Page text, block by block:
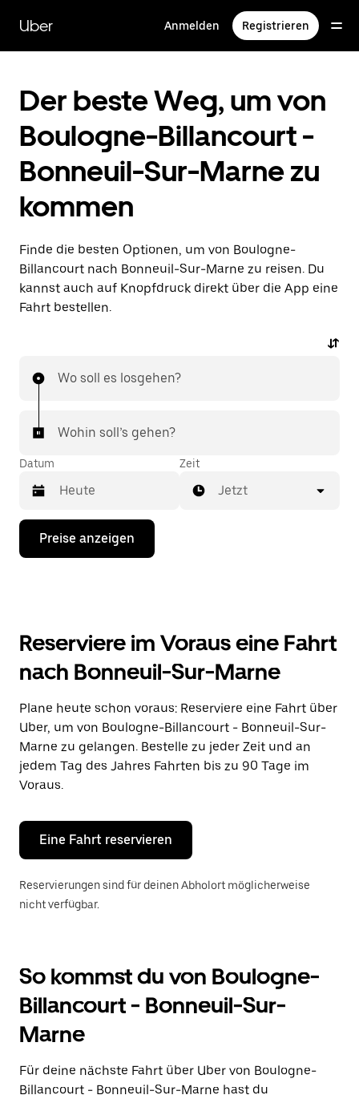
zum
Hauptinhalt
Uber Anmelden Registrieren
Der beste Weg, um von
Boulogne-Billancourt -
Bonneuil-Sur-Marne zu
kommen
Finde die besten Optionen, um von Boulogne-
Billancourt nach Bonneuil-Sur-Marne zu reisen. Du
kannst auch auf Knopfdruck direkt über die App eine
Fahrt bestellen.
Wo soll es losgehen?
Wohin soll’s gehen?
Datum
Drücke
Nach-
Kalender
interagieren
ein
Datum
auszuwählen.
Drücke
die
Escape-
Taste,
den
Kalender
schließen.
Zeit
Jetzt
Preise anzeigen
Reserviere im Voraus eine Fahrt
nach Bonneuil-Sur-Marne
Plane heute schon voraus: Reserviere eine Fahrt über
Uber, um von Boulogne-Billancourt - Bonneuil-Sur-
Marne zu gelangen. Bestelle zu jeder Zeit und an
jedem Tag des Jahres Fahrten bis zu 90 Tage im
Voraus.
Eine Fahrt reservieren
Reservierungen sind für deinen Abholort möglicherweise
nicht verfügbar.
So kommst du von Boulogne-
Billancourt - Bonneuil-Sur-
Marne
Für deine nächste Fahrt über Uber von Boulogne-
Billancourt - Bonneuil-Sur-Marne hast du